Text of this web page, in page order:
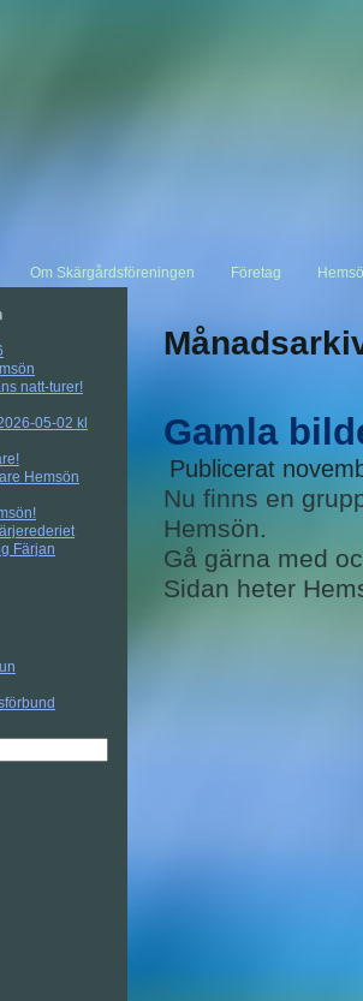
Om Skärgårdsföreningen Företag
natt-turer!
05-02 kl
Hemsön
Färjan
Gamla
Publicerat
Nu finns en
Hemsön.
Gå gärna med
Sidan heter